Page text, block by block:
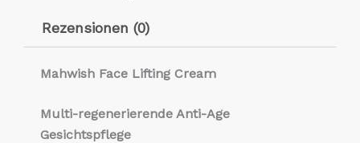
Rezensionen (0)
Mahwish Face Lifting Cream
Multi-regenerierende Anti-Age
Gesichtspflege